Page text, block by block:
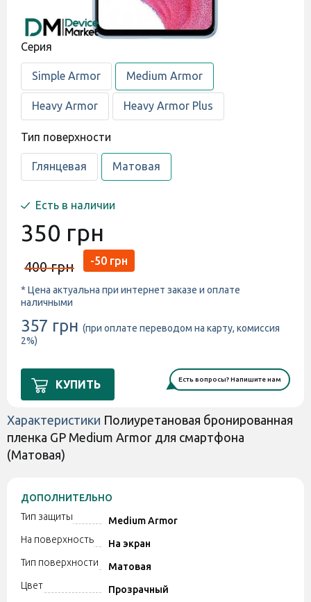
Cерия
Simple Armor Medium Armor
Heavy Armor Heavy Armor Plus
Тип поверхности
Глянцевая Матовая
Есть в наличии
350 грн
400 грн -50 грн
* Цена актуальна при интернет заказе и оплате
наличными
357 грн (при оплате переводом на карту, комиссия
2%)
КУПИТЬ Есть вопросы? Напишите нам
Характеристики Полиуретановая бронированная
пленка GP Medium Armor для смартфона
(Матовая)
ДОПОЛНИТЕЛЬНО
Тип защиты
Medium Armor
На поверхность
На экран
Тип поверхности
Матовая
Цвет
Прозрачный